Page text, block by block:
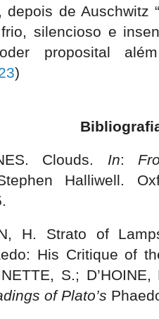
depois de Auschwitz
silencioso e
proposital
)
Clouds. In:
Halliwell.
H. Strato of
His Critique of
S.;
of Plato’s